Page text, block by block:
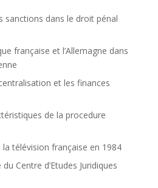
sanctions dans le droit pénal
française et l’Allemagne dans
et les finances
de la procedure
la télévision française en 1984
Centre d’Etudes Juridiques